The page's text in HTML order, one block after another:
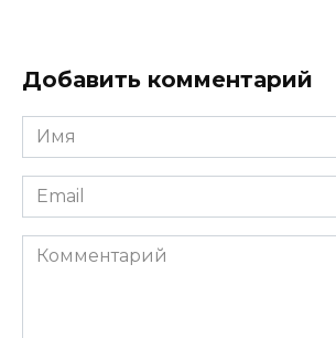
Добавить комментарий
Имя
*
Email
*
Комментарий